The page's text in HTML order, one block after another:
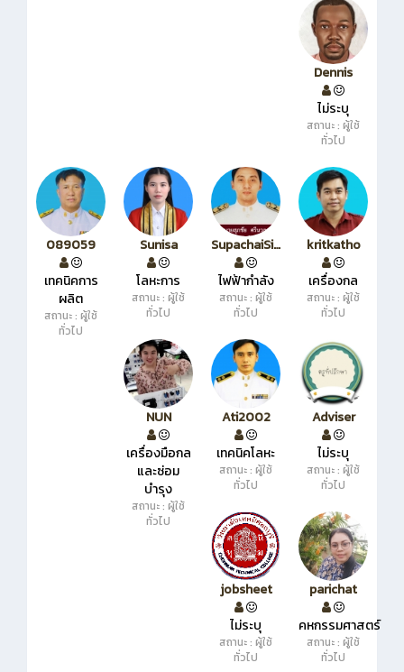
Dennis
ไม่ระบุ
สถานะ : ผู้ใช้
ทั่วไป
089059
เทคนิคการ
ผลิต
สถานะ : ผู้ใช้
ทั่วไป
Sunisa
โลหะการ
สถานะ : ผู้ใช้
ทั่วไป
SupachaiSinaul
ไฟฟ้ากำลัง
สถานะ : ผู้ใช้
ทั่วไป
kritkatho
เครื่องกล
สถานะ : ผู้ใช้
ทั่วไป
NUN
เครื่องมือกล
และซ่อม
บำรุง
สถานะ : ผู้ใช้
ทั่วไป
Ati2002
เทคนิคโลหะ
สถานะ : ผู้ใช้
ทั่วไป
Adviser
ไม่ระบุ
สถานะ : ผู้ใช้
ทั่วไป
jobsheet
ไม่ระบุ
สถานะ : ผู้ใช้
ทั่วไป
parichat
คหกรรมศาสตร์
สถานะ : ผู้ใช้
ทั่วไป